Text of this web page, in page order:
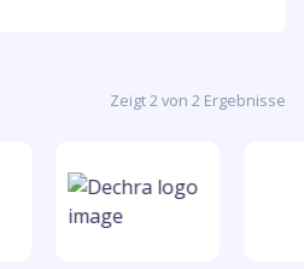
Zeigt 2 von 2 Ergebnisse